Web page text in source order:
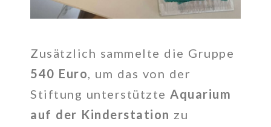
Zusätzlich sammelte die Gruppe
540 Euro, um das von der
Stiftung unterstützte Aquarium
auf der Kinderstation zu